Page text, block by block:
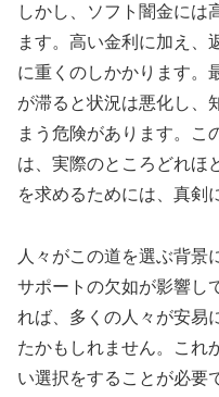
しかし、ソフト闇金には
ます。高い金利に加え、
に重くのしかかります。
が滞ると状況は悪化し、
まう危険があります。こ
は、実際のところどれほ
を求めるためには、真剣
人々がこの道を選ぶ背景
サポートの欠如が影響し
れば、多くの人々が安易
たかもしれません。これ
い選択をすることが必要